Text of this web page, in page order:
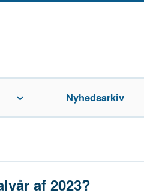
Nyhedsarkiv
af 2023?